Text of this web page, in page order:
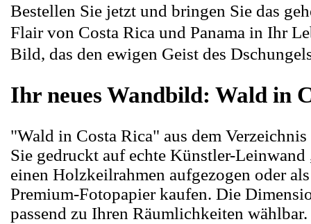
Bestellen Sie jetzt und bringen Sie das
Flair von Costa Rica und Panama in Ihr
Bild, das den ewigen Geist des
Ihr neues Wandbild: Wald in
"Wald in Costa Rica" aus dem Verzeichnis
Sie gedruckt auf echte Künstler-
einen Holzkeilrahmen aufgezogen oder
Premium-Fotopapier kaufen. Die
passend zu Ihren Räumlichkeiten wählbar.